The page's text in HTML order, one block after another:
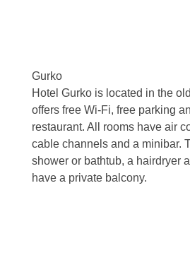
Gurko
Hotel Gurko is located in the
offers free Wi-Fi, free parking
restaurant. All rooms have air
cable channels and a minibar.
shower or bathtub, a hairdryer
have a private balcony.